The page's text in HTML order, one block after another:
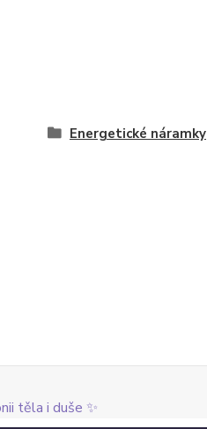
Energetické náramky
těla i duše ✨